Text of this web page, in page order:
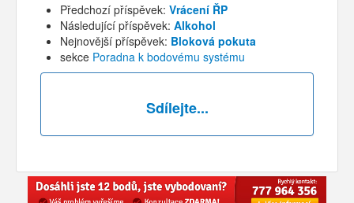
Předchozí příspěvek: Vrácení ŘP
Následující příspěvek: Alkohol
Nejnovější příspěvek: Bloková pokuta
sekce Poradna k bodovému systému
Sdílejte...